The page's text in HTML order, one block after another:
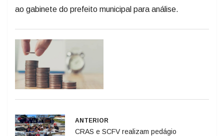
ao gabinete do prefeito municipal para análise.
ANTERIOR
CRAS e SCFV realizam pedágio